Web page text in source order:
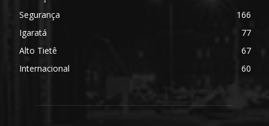
Segurança
166
Igaratá
77
Alto Tietê
67
Internacional
60